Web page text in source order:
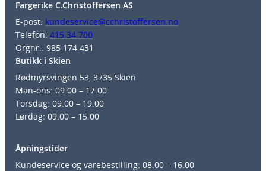
Fargerike C.Christoffersen AS
E-post: kundeservice@cchristoffersen.no
Telefon: 415 34 700
Orgnr.: 985 174 431
Butikk i Skien
Rødmyrsvingen 53, 3735 Skien
Man-ons: 09.00 – 17.00
Torsdag: 09.00 – 19.00
Lørdag: 09.00 – 15.00
Åpningstider
Kundeservice og varebestilling: 08.00 – 16.00